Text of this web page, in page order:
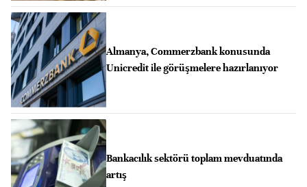
Almanya, Commerzbank konusunda
Unicredit ile görüşmelere hazırlanıyor
Bankacılık sektörü toplam mevduatında
artış